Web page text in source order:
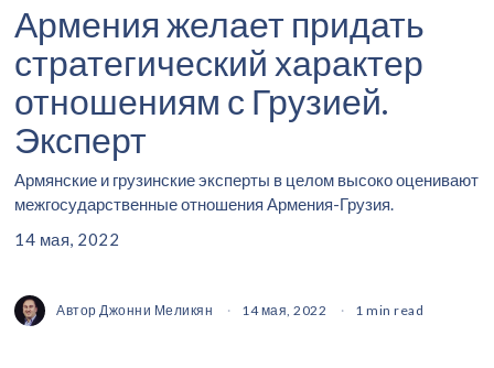
Армения желает придать
стратегический характер
отношениям с Грузией.
Эксперт
Армянские и грузинские эксперты в целом высоко оценивают
межгосударственные отношения Армения-Грузия.
14 мая, 2022
АвторДжонни Меликян 14 мая, 2022 1 min read